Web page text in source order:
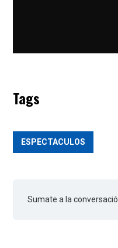
Tags
ESPECTACULOS
Sumate a la